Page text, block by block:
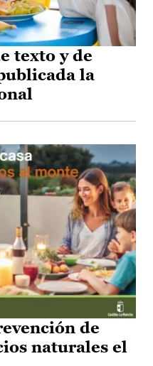
texto y de
la
de
naturales el